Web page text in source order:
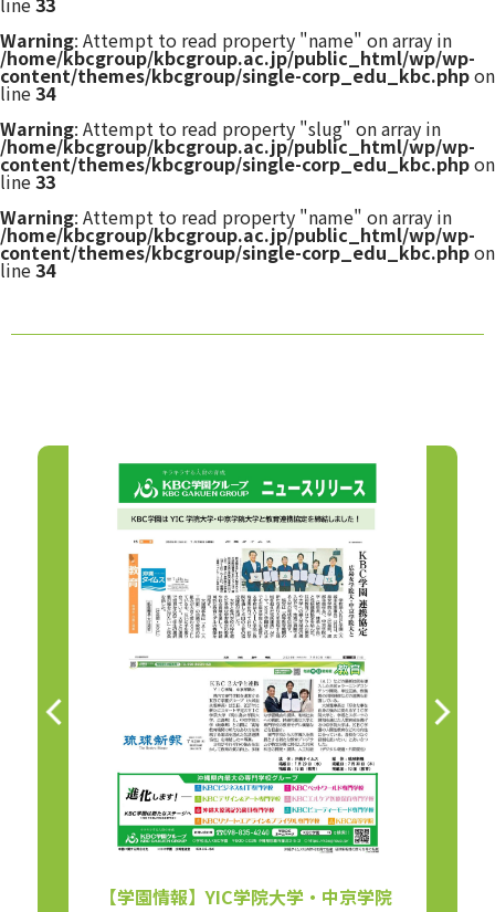
Warning: Attempt to read property "name" on array in
/home/kbcgroup/kbcgroup.ac.jp/public_html/wp/wp-
content/themes/kbcgroup/single-corp_edu_kbc.phpon
line34
Warning: Attempt to read property "slug" on array in
/home/kbcgroup/kbcgroup.ac.jp/public_html/wp/wp-
content/themes/kbcgroup/single-corp_edu_kbc.phpon
line33
Warning: Attempt to read property "name" on array in
/home/kbcgroup/kbcgroup.ac.jp/public_html/wp/wp-
content/themes/kbcgroup/single-corp_edu_kbc.phpon
line34
【学園情報】YIC学院大学・中京学院